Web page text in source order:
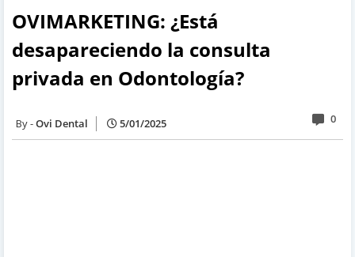
OVIMARKETING: ¿Está
desapareciendo la consulta
privada en Odontología?
Ovi Dental 5/01/2025 0